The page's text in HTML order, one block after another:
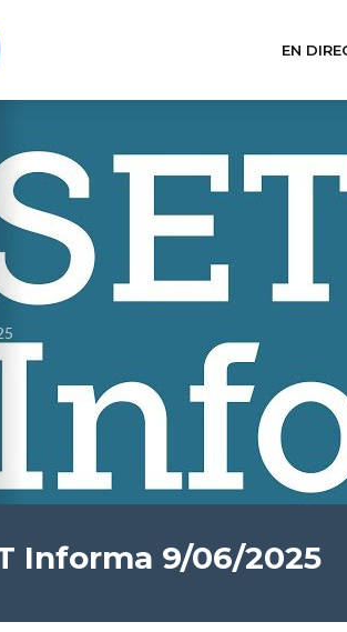
EN
Informa 9/06/2025